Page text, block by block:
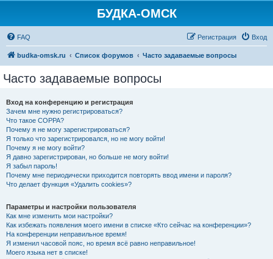
БУДКА-ОМСК
FAQ Вход
Регистрация
budka-omsk.ru Список форумов Часто задаваемые вопросы
Часто задаваемые вопросы
Вход на конференцию и регистрация
Зачем мне нужно регистрироваться?
Что такое COPPA?
Почему я не могу зарегистрироваться?
Я только что зарегистрировался, но не могу войти!
Почему я не могу войти?
Я давно зарегистрирован, но больше не могу войти!
Я забыл пароль!
Почему мне периодически приходится повторять ввод имени и пароля?
Что делает функция «Удалить cookies»?
Параметры и настройки пользователя
Как мне изменить мои настройки?
Как избежать появления моего имени в списке «Кто сейчас на конференции»?
На конференции неправильное время!
Я изменил часовой пояс, но время всё равно неправильное!
Моего языка нет в списке!